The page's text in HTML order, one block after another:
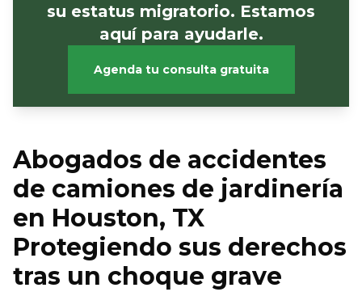
su estatus migratorio. Estamos
aquí para ayudarle.
Agenda tu consulta gratuita
Abogados de accidentes
de camiones de jardinería
en Houston, TX
Protegiendo sus derechos
tras un choque grave